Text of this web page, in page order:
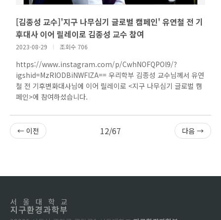
[김종성 교수]'지구 나무심기 글로벌 캠페인' 유연철 전 기
후대사 이어 릴레이로 김종성 교수 참여
2023-08-29 l 조회수 706
https://www.instagram.com/p/CwhNOFQPOl9/?
igshid=MzRlODBiNWFlZA== 우리학부 김종성 교수님께서 유연
철 전 기후변화대사님에 이어 릴레이로 <지구 나무심기 글로벌 캠
페인>에 참여하셨습니다.
← 이전 12/67 다음 →